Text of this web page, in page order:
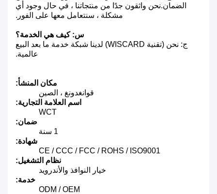
الضمان.نحن واثقون جدًا من منتجاتنا ، في حال وجود أي
مشكلة ، سنتعامل معها على الفور.
س: كيف هي الخدمة؟
ج: نحن (تقنية WISCARD) لدينا شبكة خدمة ما بعد البيع
عالمية.
مكان المنشأ:
قوانغدونغ ، الصين
اسم العلامة التجارية:
WCT
ضمان:
1 سنة
شهادة:
CE / CCC / FCC / ROHS / ISO9001
نظام التشغيل:
خيار النوافذ والأندرويد
خدمة:
ODM / OEM